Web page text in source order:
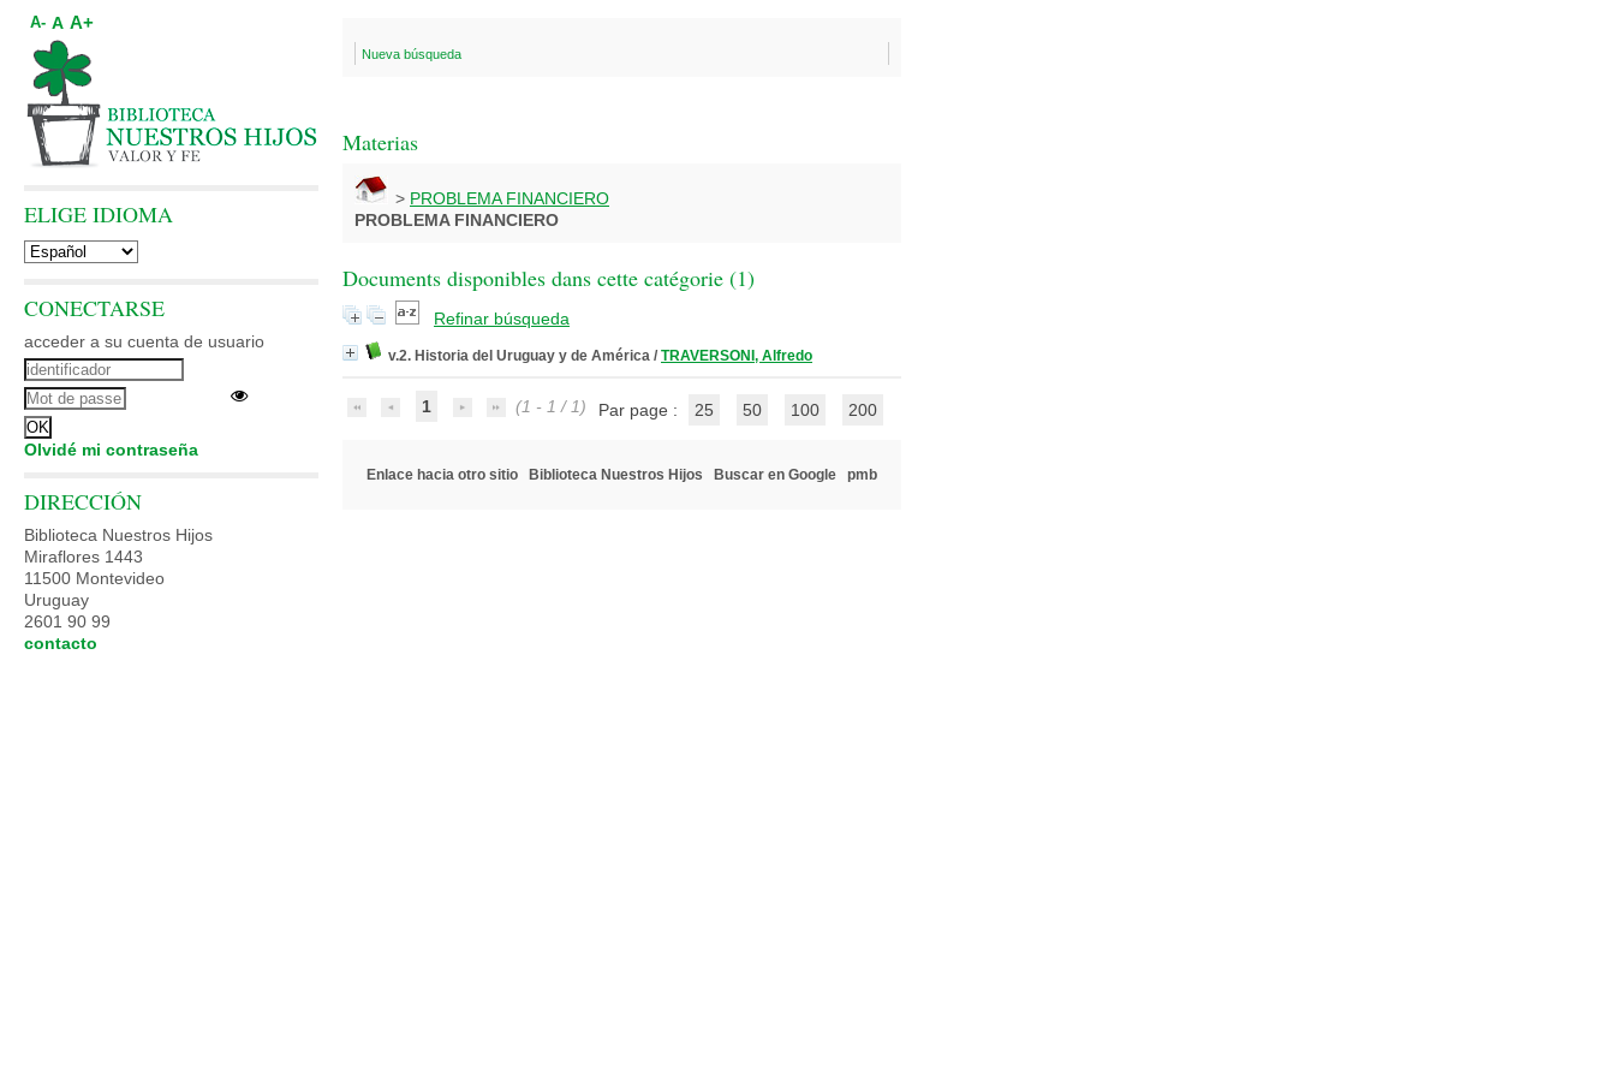
Nueva búsqueda
Materias
> PROBLEMA FINANCIERO
PROBLEMA FINANCIERO
Documents disponibles dans cette catégorie (1)
Refinar búsqueda
v.2. Historia del Uruguay y de América / TRAVERSONI, Alfredo
1 (1 - 1 / 1) Par page : 25 50 100 200
Enlace hacia otro sitio Biblioteca Nuestros Hijos Buscar en Google pmb
A- A A+
ELIGE IDIOMA
CONECTARSE
acceder a su cuenta de usuario
Olvidé mi contraseña
DIRECCIÓN
Biblioteca Nuestros Hijos
Miraflores 1443
11500 Montevideo
Uruguay
2601 90 99
contacto